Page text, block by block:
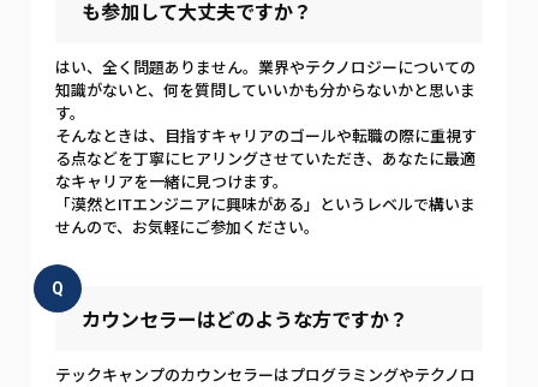
も参加して大丈夫ですか？
はい、全く問題ありません。業界やテクノロジーについての
知識がないと、何を質問していいかも分からないかと思いま
す。
そんなときは、目指すキャリアのゴールや転職の際に重視す
る点などを丁寧にヒアリングさせていただき、あなたに最適
なキャリアを一緒に見つけます。
「漠然とITエンジニアに興味がある」というレベルで構いま
せんので、お気軽にご参加ください。
Q
カウンセラーはどのような方ですか？
テックキャンプのカウンセラーはプログラミングやテクノロ